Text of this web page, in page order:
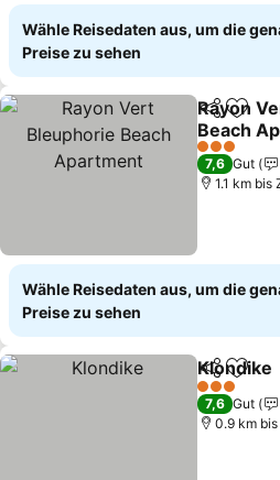
Wähle Reisedaten aus, um die
Preise zu sehen
TeilenZu
Rayon
Beach
Preise
3 Sterne
7,6 Gut
1.1 km bis
Wähle Reisedaten aus, um die
Preise zu sehen
TeilenZu
Klondike
3 Sterne
7,6 Gut
0.9 km